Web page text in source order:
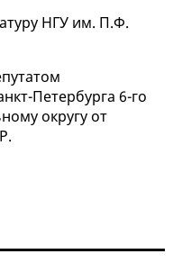
НГУ им. П.Ф.
Петербурга 6-го
округу от